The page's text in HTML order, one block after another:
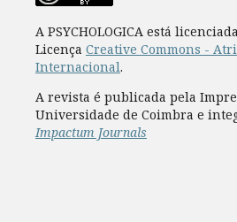
A PSYCHOLOGICA está
Licença Creative Commons -
Internacional.
A revista é publicada pela
Universidade de Coimbra e
Impactum Journals